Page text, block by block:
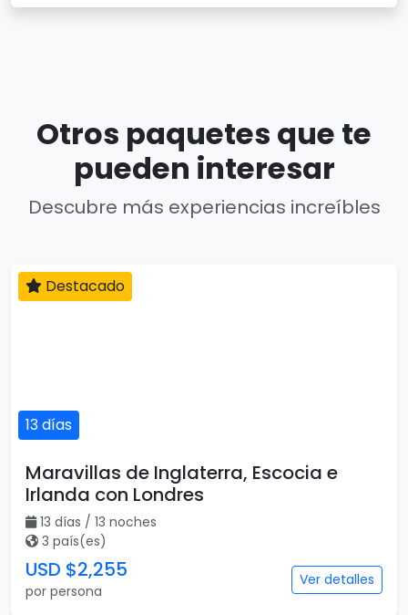
Otros paquetes que te
pueden interesar
Descubre más experiencias increíbles
13 días
Destacado
Maravillas de Inglaterra, Escocia e
Irlanda con Londres
13 días / 13 noches
3 país(es)
USD $2,255
por persona
Ver detalles